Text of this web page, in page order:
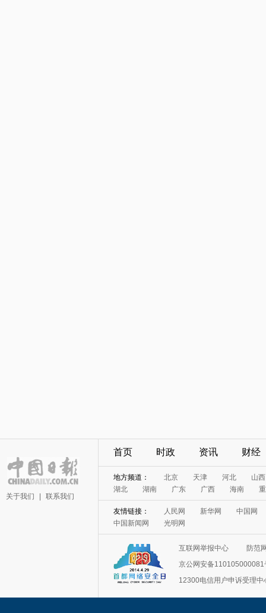
关于我们 联系我们
首页 时政 资讯 财经
地方频道： 北京 天津 河北
山西
湖北
湖南 广东 广西 海南
友情链接： 人民网 新华网
中国网
中国新闻网
光明网
互联网举报中心
防范
京公网安备110105000081
12300电信用户申诉受理中